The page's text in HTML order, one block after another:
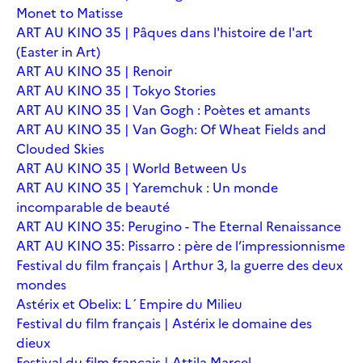
Monet to Matisse
ART AU KINO 35 | Pâques dans l'histoire de l'art
(Easter in Art)
ART AU KINO 35 | Renoir
ART AU KINO 35 | Tokyo Stories
ART AU KINO 35 | Van Gogh : Poètes et amants
ART AU KINO 35 | Van Gogh: Of Wheat Fields and
Clouded Skies
ART AU KINO 35 | World Between Us
ART AU KINO 35 | Yaremchuk : Un monde
incomparable de beauté
ART AU KINO 35: Perugino - The Eternal Renaissance
ART AU KINO 35: Pissarro : père de l’impressionnisme
Festival du film français | Arthur 3, la guerre des deux
mondes
Astérix et Obelix: L´Empire du Milieu
Festival du film français | Astérix le domaine des
dieux